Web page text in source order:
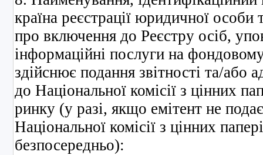
країна реєстрації юридичної особи
про включення до Реєстру осіб,
інформаційні послуги на
здійснює подання звітності та/або
до Національної комісії з цінних
ринку (у разі, якщо емітент не
Національної комісії з цінних
безпосередньо):